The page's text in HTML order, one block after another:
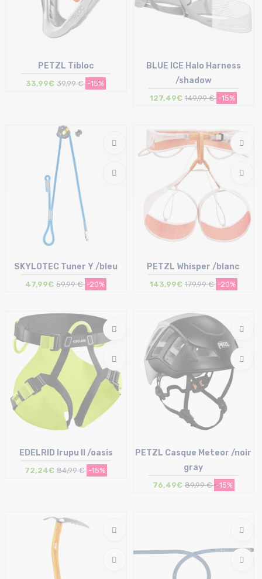
T.U
PETZL Tibloc
33,99€ 39,99 € -15%
S | M | L
BLUE ICE Halo Harness
/shadow
127,49€ 149,99 € -15%
Taille en stock
T.U
SKYLOTEC Tuner Y /bleu
47,99€ 59,99 € -20%
Taille en stock
XS | S | M | L
PETZL Whisper /blanc
143,99€ 179,99 € -20%
T.U
EDELRID Irupu II /oasis
72,24€ 84,99 € -15%
PETZL Casque Meteor /noir
gray
76,49€ 89,99 € -15%